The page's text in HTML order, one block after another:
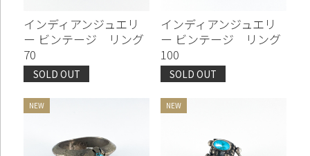
インディアンジュエリ
ー ビンテージ リング
70
SOLD OUT
インディアンジュエリ
ー ビンテージ リング
100
SOLD OUT